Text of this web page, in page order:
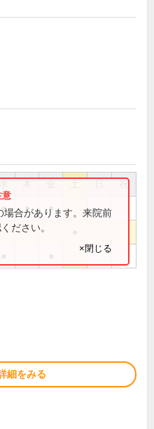
祝
● ● ●
場合があります。来院前
ださい。
×閉じる
細をみる